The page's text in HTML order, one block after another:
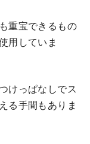
重宝できるもの
用していま
けっぱなしでス
る手間もありま